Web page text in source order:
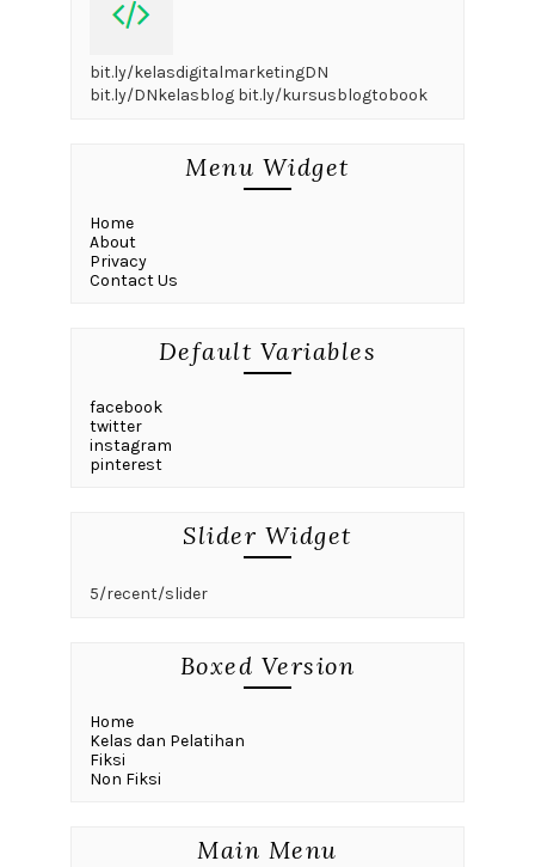
bit.ly/kelasdigitalmarketingDN
bit.ly/DNkelasblog bit.ly/kursusblogtobook
Menu Widget
Home
About
Privacy
Contact Us
Default Variables
facebook
twitter
instagram
pinterest
Slider Widget
5/recent/slider
Boxed Version
Home
Kelas dan Pelatihan
Fiksi
Non Fiksi
Main Menu